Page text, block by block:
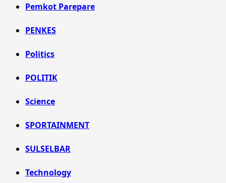
Pemkot Parepare
PENKES
Politics
POLITIK
Science
SPORTAINMENT
SULSELBAR
Technology